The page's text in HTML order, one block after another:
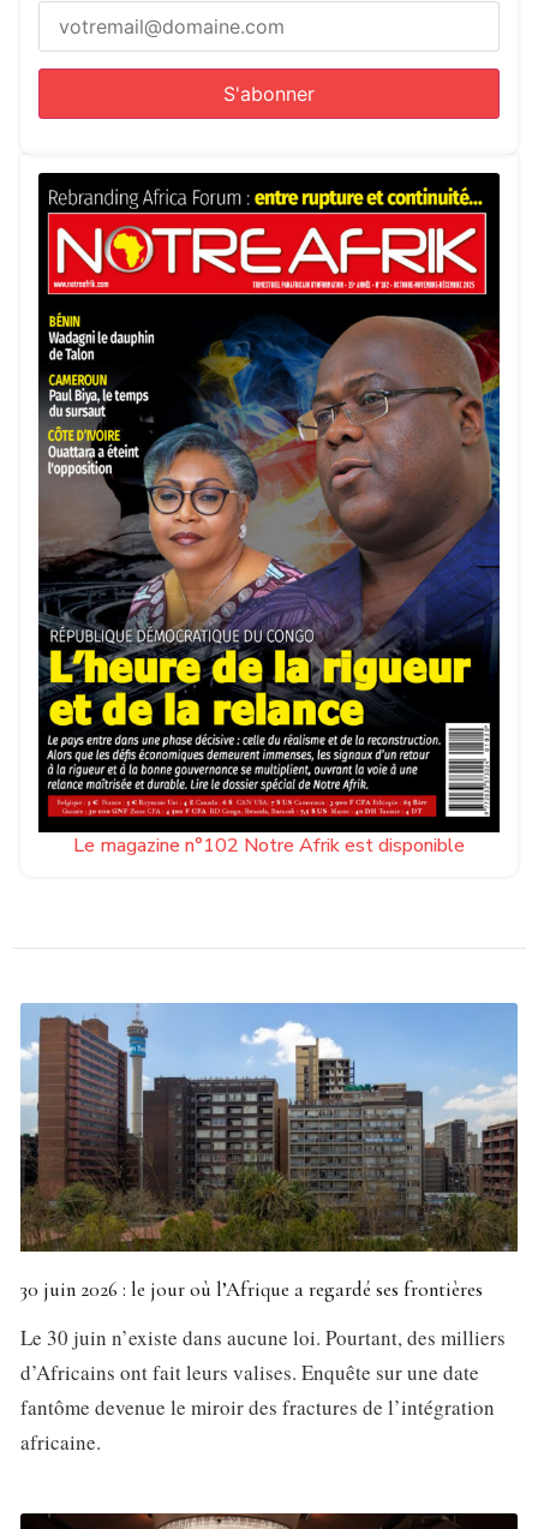
Le magazine n°102 Notre Afrik est disponible
30 juin 2026 : le jour où l’Afrique a regardé ses frontières
Le 30 juin n’existe dans aucune loi. Pourtant, des milliers
d’Africains ont fait leurs valises. Enquête sur une date
fantôme devenue le miroir des fractures de l’intégration
africaine.